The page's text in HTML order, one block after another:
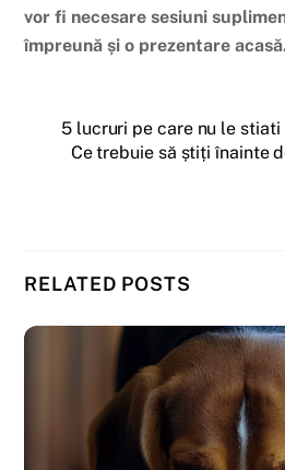
vor fi necesare sesiuni
împreună și o prezentare
5 lucruri pe care nu le
Ce trebuie să știți înainte
RELATED POSTS